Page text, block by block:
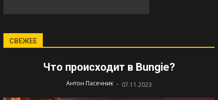
СВЕЖЕЕ
Что происходит в Bungie?
Антон Пасечник - 07.11.2023